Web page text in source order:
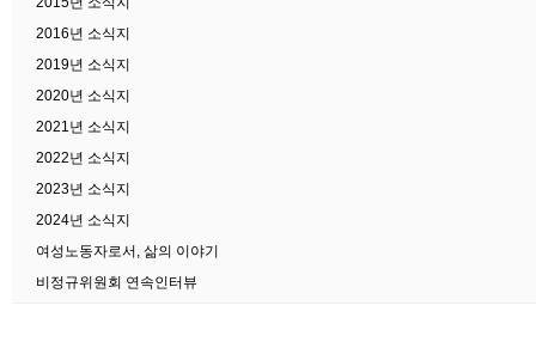
2016년 소식지
2019년 소식지
2020년 소식지
2021년 소식지
2022년 소식지
2023년 소식지
2024년 소식지
여성노동자로서, 삶의 이야기
비정규위원회 연속인터뷰